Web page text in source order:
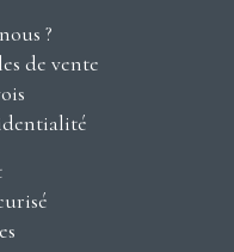
?
de vente